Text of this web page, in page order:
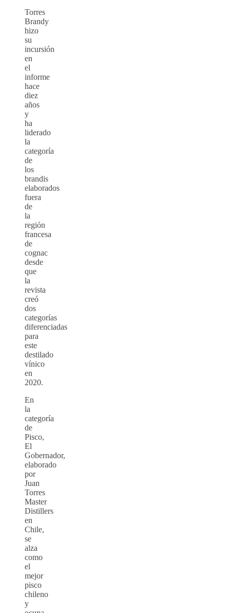
Torres
Brandy
hizo
su
incursión
en
el
informe
hace
diez
años
y
ha
liderado
la
categoría
de
los
brandis
elaborados
fuera
de
la
región
francesa
de
cognac
desde
que
la
revista
creó
dos
categorías
diferenciadas
para
este
destilado
vínico
en
2020.
En
la
categoría
de
Pisco,
El
Gobernador,
elaborado
por
Juan
Torres
Master
Distillers
en
Chile,
se
alza
como
el
mejor
pisco
chileno
y